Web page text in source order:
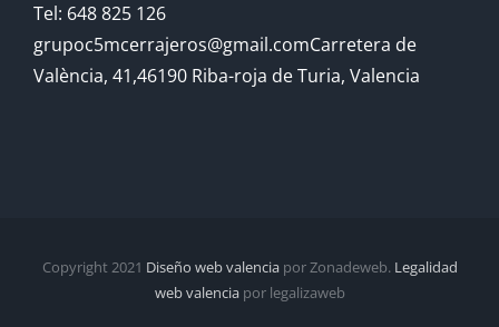
Tel: 648 825 126
grupoc5mcerrajeros@gmail.comCarretera de
València, 41,46190 Riba-roja de Turia, Valencia
Copyright 2021 Diseño web valenciapor Zonadeweb. Legalidad
web valenciapor legalizaweb